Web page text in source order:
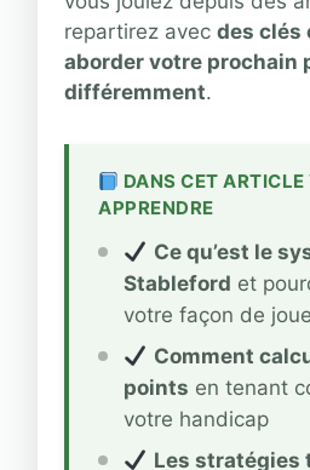
repartirez avec des clés
aborder votre prochain
différemment.
DANS CET
APPRENDRE
Ce qu’est le
Stableford et
votre façon de
Comment
points en tenant
votre handicap
Les stratégies